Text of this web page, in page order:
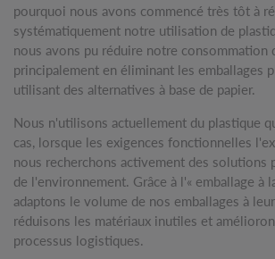
pourquoi nous avons commencé très tôt à
systématiquement notre utilisation de
nous avons pu réduire notre consommation
principalement en éliminant les emballages
utilisant des alternatives à base de papier.
Nous n'utilisons actuellement du plastique
cas, lorsque les exigences fonctionnelles
nous recherchons activement des solutions
de l'environnement. Grâce à l'« emballage à
adaptons le volume de nos emballages à
réduisons les matériaux inutiles et
processus logistiques.